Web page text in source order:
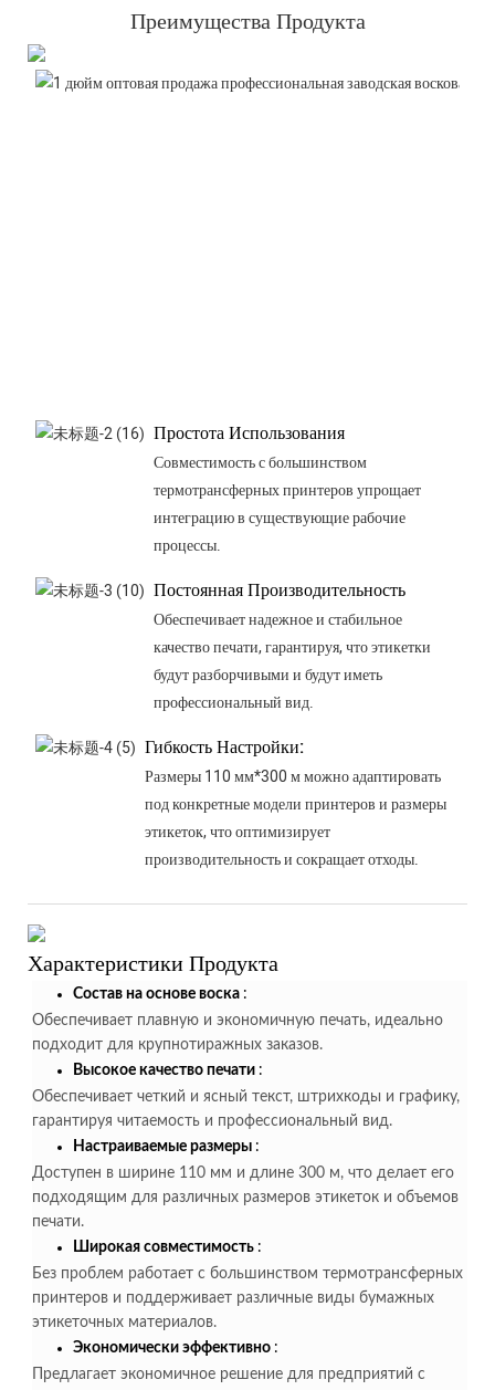
Преимущества Продукта
Простота Использования
Совместимость с большинством
термотрансферных принтеров упрощает
интеграцию в существующие рабочие
процессы.
Постоянная Производительность
Обеспечивает надежное и стабильное
качество печати, гарантируя, что этикетки
будут разборчивыми и будут иметь
профессиональный вид.
Гибкость Настройки:
Размеры 110 мм*300 м можно адаптировать
под конкретные модели принтеров и размеры
этикеток, что оптимизирует
производительность и сокращает отходы.
Характеристики Продукта
Состав на основе воска :
Обеспечивает плавную и экономичную печать, идеально
подходит для крупнотиражных заказов.
Высокое качество печати :
Обеспечивает четкий и ясный текст, штрихкоды и графику,
гарантируя читаемость и профессиональный вид.
Настраиваемые размеры :
Доступен в ширине 110 мм и длине 300 м, что делает его
подходящим для различных размеров этикеток и объемов
печати.
Широкая совместимость :
Без проблем работает с большинством термотрансферных
принтеров и поддерживает различные виды бумажных
этикеточных материалов.
Экономически эффективно :
Предлагает экономичное решение для предприятий с